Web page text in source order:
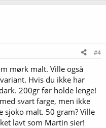
#4
mørk malt. Ville også
Hvis du ikke har
200gr før holde lenge!
svart farge, men ikke
sjoko malt. 50 gram? Ville
lavt som Martin sier!